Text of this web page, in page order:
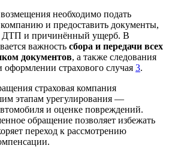
необходимо подать
компанию и предоставить документы,
ДТП и причинённый ущерб. В
важность сбора и передачи всех
документов, а также следования
страхового случая 3.
страховая компания
этапам урегулирования —
и оценке повреждений.
обращение позволяет избежать
переход к рассмотрению